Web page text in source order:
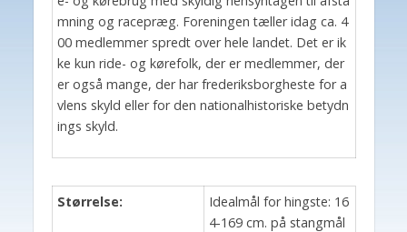
mning og racepræg. Foreningen tæller idag ca. 4
00 medlemmer spredt over hele landet. Det er ik
ke kun ride- og kørefolk, der er medlemmer, der
er også mange, der har frederiksborgheste for a
vlens skyld eller for den nationalhistoriske betydn
ings skyld.
Størrelse:
Idealmål for hingste: 16
4-169 cm. på stangmål